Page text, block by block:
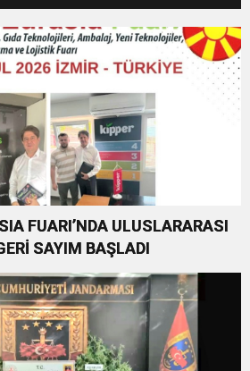
FUARI’NDA ULUSLARARASI
SAYIM BAŞLADI